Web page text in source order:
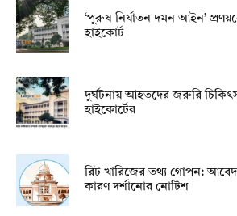
‘পুরুষ নির্যাতন দমন আইন’
হাইকোর্ট
দুর্ঘটনায় আহতদের জরুরি
হাইকোর্টের
রিট খারিজের তথ্য গোপন:
কারণ দর্শানোর নোটিশ